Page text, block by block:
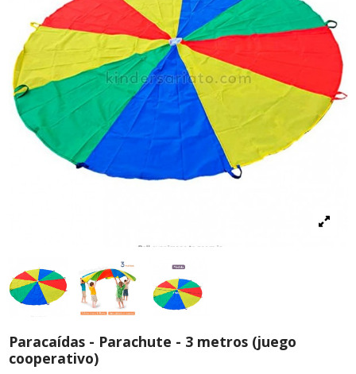
Paracaídas - Parachute - 3 metros (juego
cooperativo)